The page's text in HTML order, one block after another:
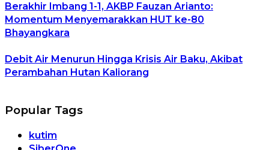
Berakhir Imbang 1-1, AKBP Fauzan Arianto:
Momentum Menyemarakkan HUT ke-80
Bhayangkara
Debit Air Menurun Hingga Krisis Air Baku, Akibat
Perambahan Hutan Kaliorang
Popular Tags
kutim